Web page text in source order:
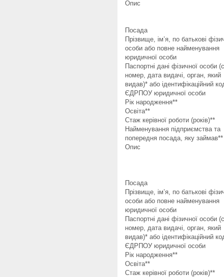
Опис
Посада
Прізвище, ім’я, по батькові
особи або повне найменування
юридичної особи
Паспортні дані фізичної особи
номер, дата видачі, орган, який
видав)* або ідентифікаційний
ЄДРПОУ юридичної особи
Рік народження**
Освіта**
Стаж керівної роботи (років)**
Найменування підприємства та
попередня посада, яку займав**
Опис
Посада
Прізвище, ім’я, по батькові
особи або повне найменування
юридичної особи
Паспортні дані фізичної особи
номер, дата видачі, орган, який
видав)* або ідентифікаційний
ЄДРПОУ юридичної особи
Рік народження**
Освіта**
Стаж керівної роботи (років)**